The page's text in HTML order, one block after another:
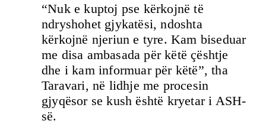
“Nuk e kuptoj pse kërkojnë të
ndryshohet gjykatësi, ndoshta
kërkojnë njeriun e tyre. Kam biseduar
me disa ambasada për këtë çështje
dhe i kam informuar për këtë”, tha
Taravari, në lidhje me procesin
gjyqësor se kush është kryetar i ASH-
së.